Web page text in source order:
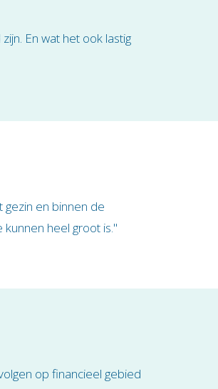
En wat het ook lastig
en binnen de
heel groot is."
op financieel gebied